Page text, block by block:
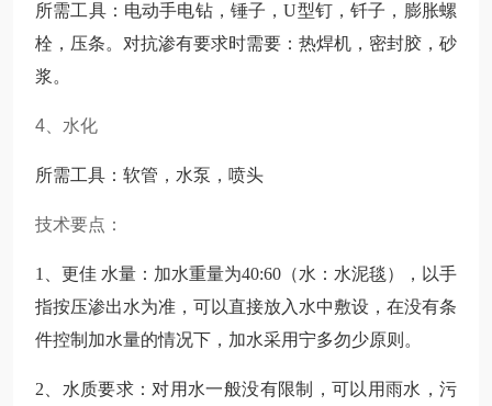
所需工具：电动手电钻，锤子，U型钉，钎子，膨胀螺
栓，压条。对抗渗有要求时需要：热焊机，密封胶，砂
浆。
4、水化
所需工具：软管，水泵，喷头
技术要点：
1、更佳 水量：加水重量为40:60（水：水泥毯），以手
指按压渗出水为准，可以直接放入水中敷设，在没有条
件控制加水量的情况下，加水采用宁多勿少原则。
2、水质要求：对用水一般没有限制，可以用雨水，污